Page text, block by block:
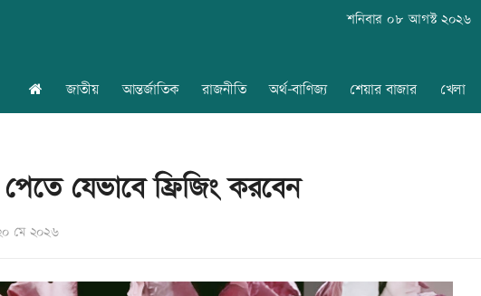
শনিবার ০৮ আগস্ট ২০২৬
জাতীয় আন্তর্জাতিক রাজনীতি অর্থ-বাণিজ্য শেয়ার বাজার খেলা
পেতে যেভাবে ফ্রিজিং করবেন
মে ২০২৬